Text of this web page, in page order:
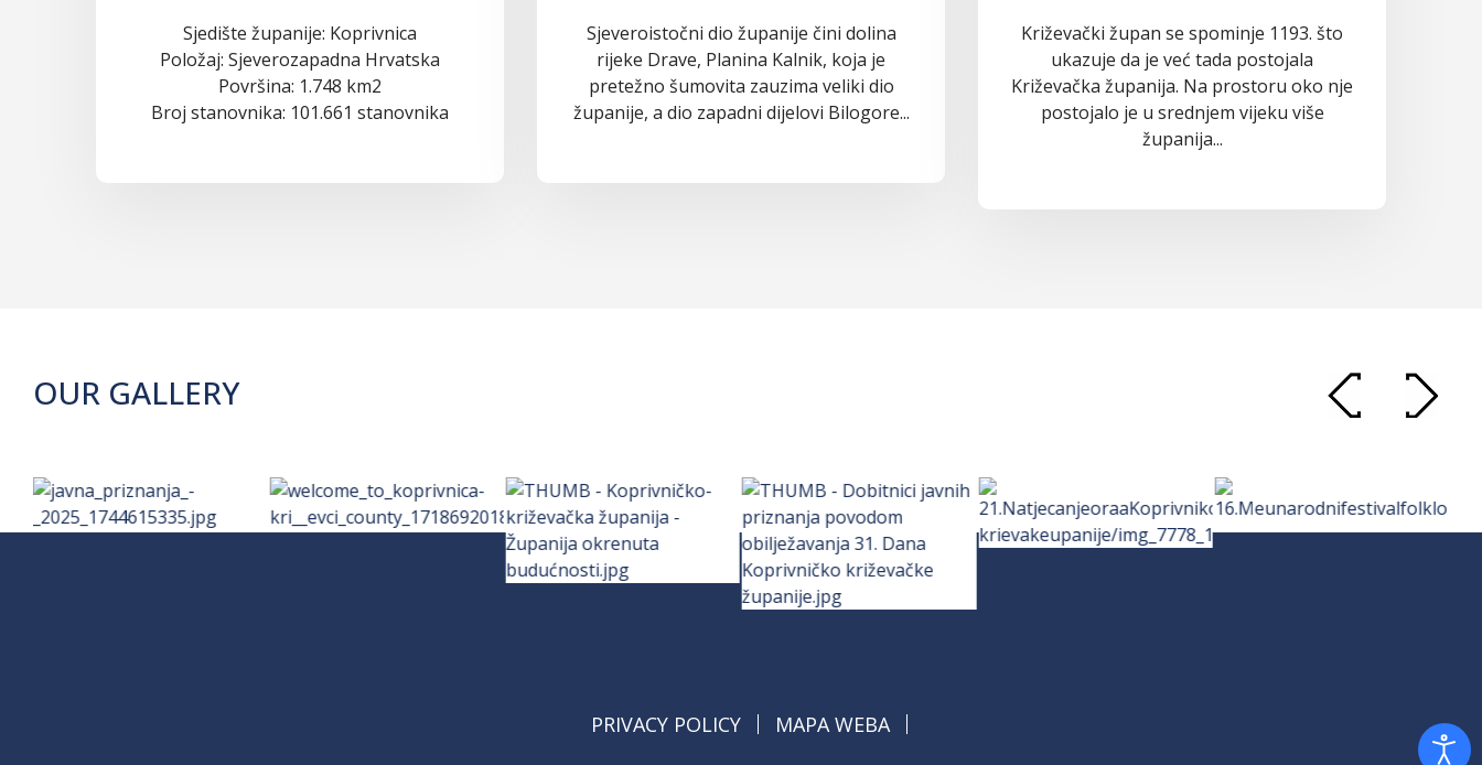
Sjedište županije: Koprivnica
Položaj: Sjeverozapadna Hrvatska
Površina: 1.748 km2
Broj stanovnika: 101.661 stanovnika
Sjeveroistočni dio županije čini dolina
rijeke Drave, Planina Kalnik, koja je
pretežno šumovita zauzima veliki dio
županije, a dio zapadni dijelovi Bilogore...
Križevački župan se spominje 1193. što
ukazuje da je već tada postojala
Križevačka županija. Na prostoru oko nje
postojalo je u srednjem vijeku više
županija...
OUR GALLERY
PRIVACY POLICY MAPA WEBA